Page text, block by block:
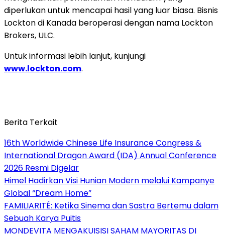
diperlukan untuk mencapai hasil yang luar biasa. Bisnis
Lockton di Kanada beroperasi dengan nama Lockton
Brokers, ULC.
Untuk informasi lebih lanjut, kunjungi
www.lockton.com.
Berita Terkait
16th Worldwide Chinese Life Insurance Congress &
International Dragon Award (IDA) Annual Conference
2026 Resmi Digelar
Himel Hadirkan Visi Hunian Modern melalui Kampanye
Global “Dream Home”
FAMILIARITÉ: Ketika Sinema dan Sastra Bertemu dalam
Sebuah Karya Puitis
MONDEVITA MENGAKUISISI SAHAM MAYORITAS DI